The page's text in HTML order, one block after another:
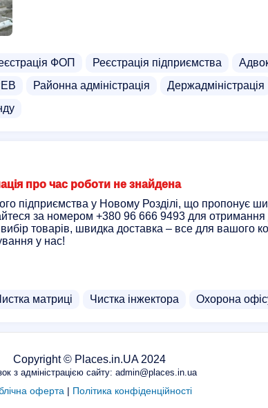
ФОП Реєстрація підприємства
Районна адміністрація Держадміністрація
про час роботи не знайдена
підприємства у Новому Розділі, що пропонує
за номером +380 96 666 9493 для отримання
вибір товарів, швидка доставка – все для вашого
у нас!
матриці Чистка інжектора Охорона
Copyright © Places.in.UA 2024
з адміністрацією сайту: admin@places.in.ua
оферта | Політика конфіденційності